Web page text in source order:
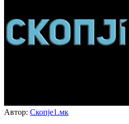
Автор: Скопје1.мк